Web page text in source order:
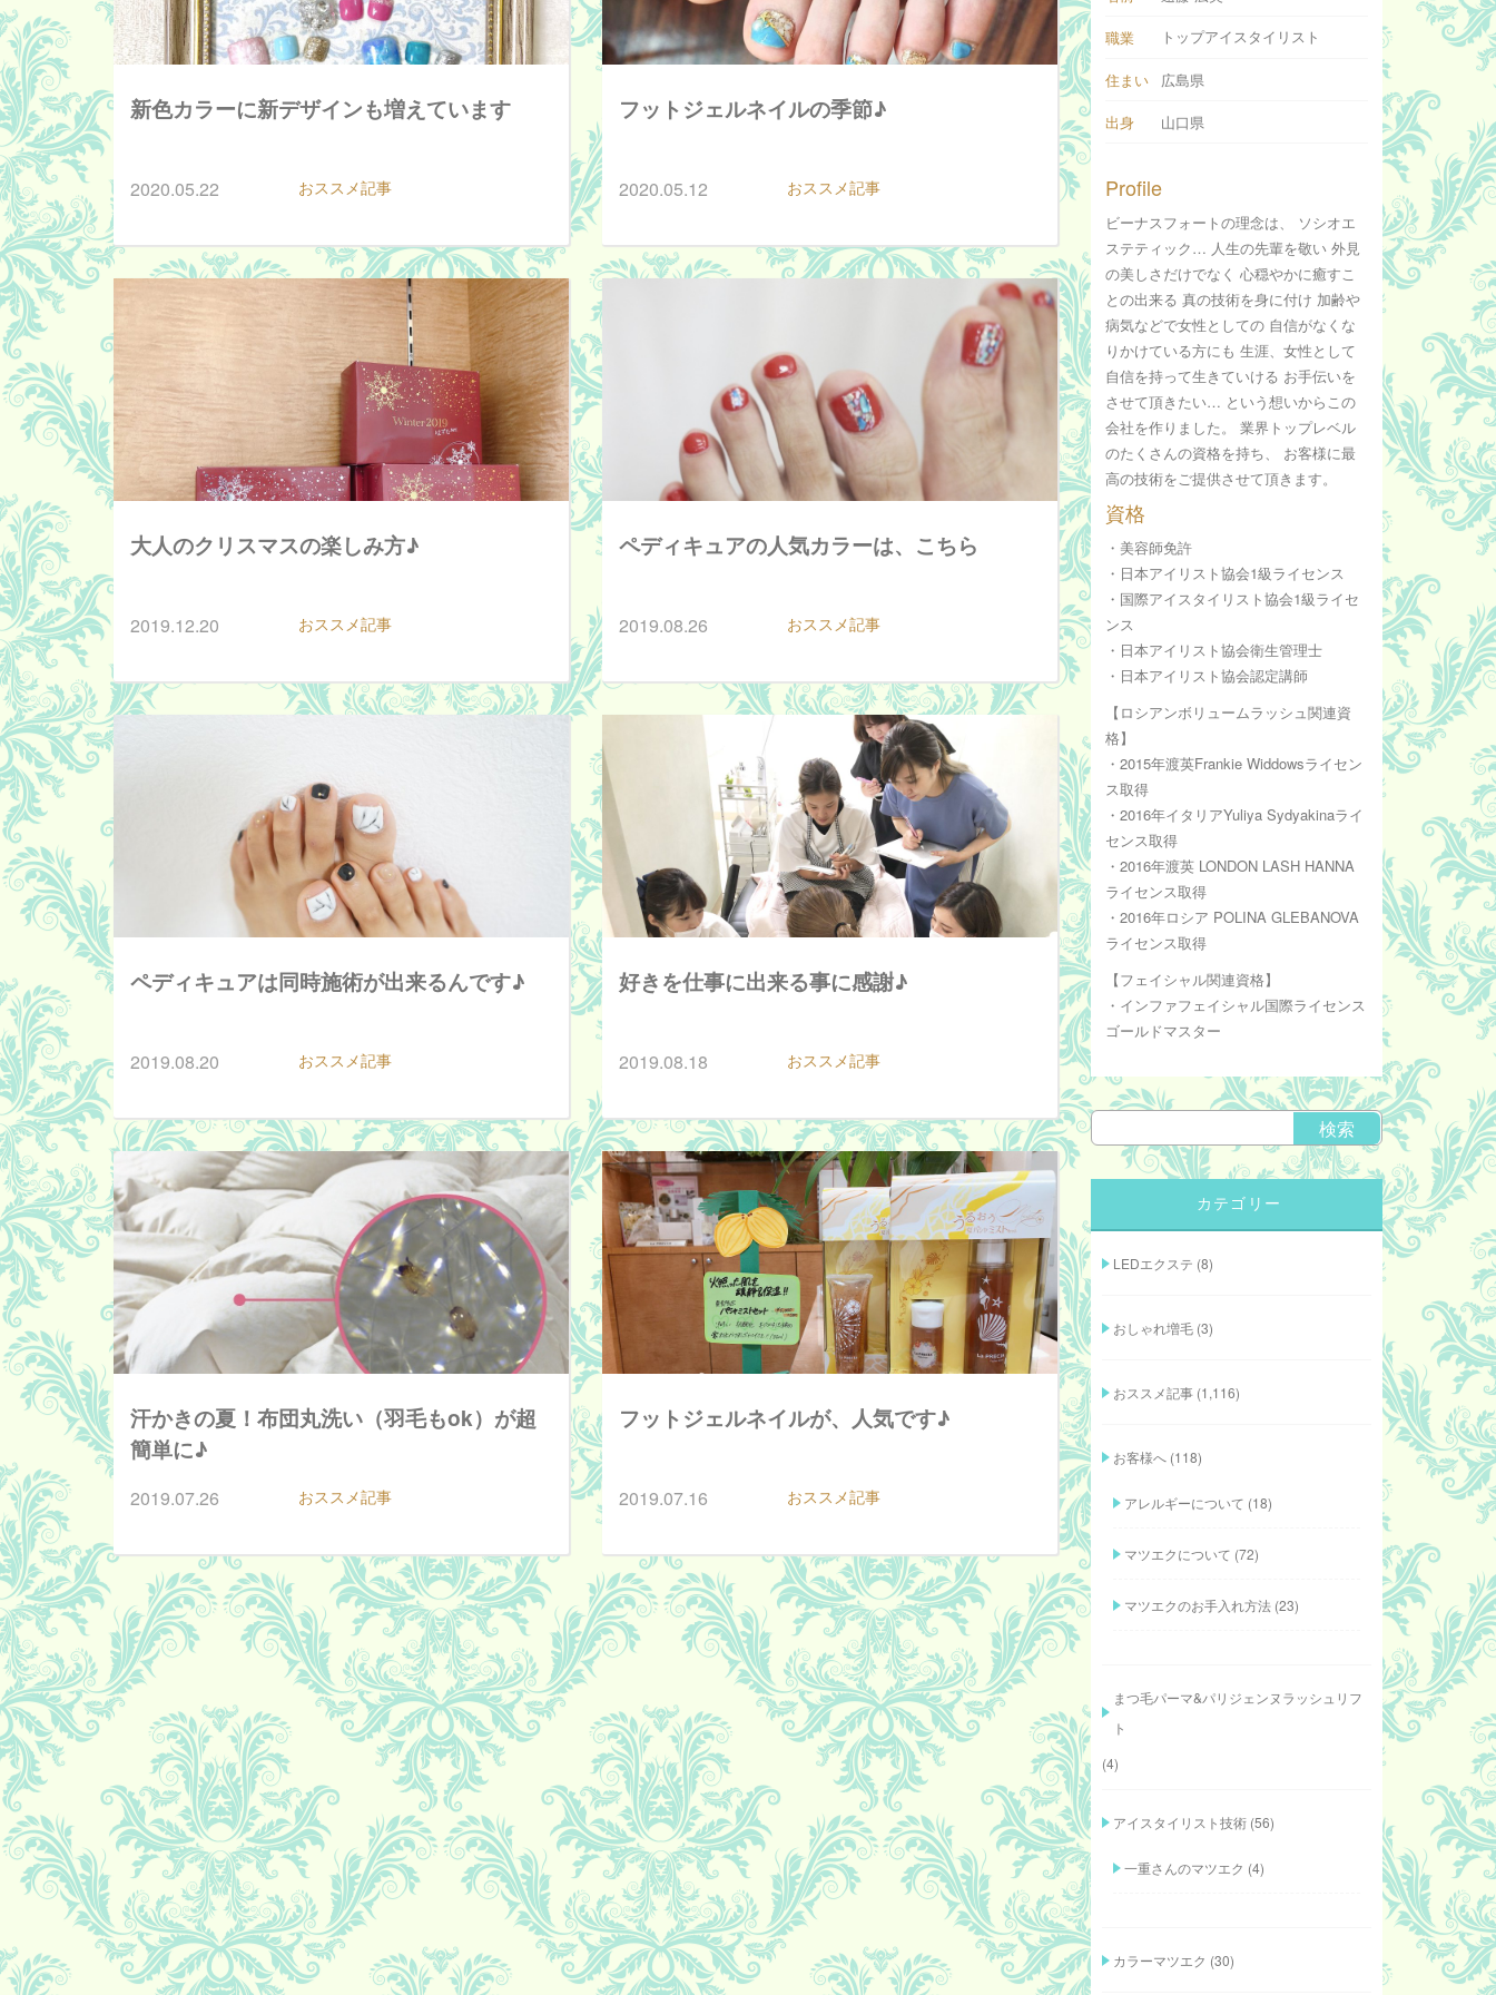
新色カラーに新デザインも増えています
2020.05.22 おススメ記事
フットジェルネイルの季節♪
2020.05.12 おススメ記事
大人のクリスマスの楽しみ方♪
2019.12.20 おススメ記事
ペディキュアの人気カラーは、こちら
2019.08.26 おススメ記事
ペディキュアは同時施術が出来るんです♪
2019.08.20 おススメ記事
好きを仕事に出来る事に感謝♪
2019.08.18 おススメ記事
汗かきの夏！布団丸洗い（羽毛もok）が超
簡単に♪
2019.07.26 おススメ記事
フットジェルネイルが、人気です♪
2019.07.16 おススメ記事
職業
トップアイスタイリスト
住まい
広島県
出身
山口県
Profile
ビーナスフォートの理念は、 ソシオエ
ステティック… 人生の先輩を敬い 外見
の美しさだけでなく 心穏やかに癒すこ
との出来る 真の技術を身に付け 加齢や
病気などで女性としての 自信がなくな
りかけている方にも 生涯、女性として
自信を持って生きていける お手伝いを
させて頂きたい… という想いからこの
会社を作りました。 業界トップレベル
のたくさんの資格を持ち、 お客様に最
高の技術をご提供させて頂きます。
資格
・美容師免許
・日本アイリスト協会1級ライセンス
・国際アイスタイリスト協会1級ライセ
ンス
・日本アイリスト協会衛生管理士
・日本アイリスト協会認定講師
【ロシアンボリュームラッシュ関連資
格】
・2015年渡英Frankie Widdowsライセン
ス取得
・2016年イタリアYuliya Sydyakinaライ
センス取得
・2016年渡英 LONDON LASH HANNA
ライセンス取得
・2016年ロシア POLINA GLEBANOVA
ライセンス取得
【フェイシャル関連資格】
・インファフェイシャル国際ライセンス
ゴールドマスター
カテゴリー
LEDエクステ (8)
おしゃれ増毛(3)
おススメ記事(1,116)
お客様へ(118)
アレルギーについて (18)
マツエクについて (72)
マツエクのお手入れ方法(23)
まつ毛パーマ&パリジェンヌラッシュリフ
ト
(4)
アイスタイリスト技術(56)
一重さんのマツエク (4)
カラーマツエク (30)